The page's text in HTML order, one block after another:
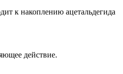
к накоплению ацетальдегида
действие.